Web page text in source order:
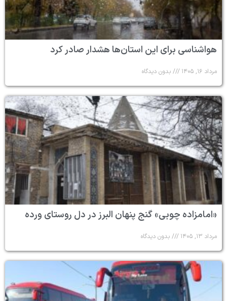
هواشناسی برای این استان‌ها هشدار صادر کرد
مرداد ۱۶, ۱۴۰۵ بدون دیدگاه
«امامزاده چوبی» گنج پنهان البرز در دل روستای ورده
مرداد ۱۳, ۱۴۰۵ بدون دیدگاه